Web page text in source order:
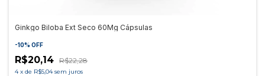
Ginkgo Biloba Ext Seco 60Mg Cápsulas
-10% OFF
R$20,14 R$22,28
4 x de R$5,04 sem juros